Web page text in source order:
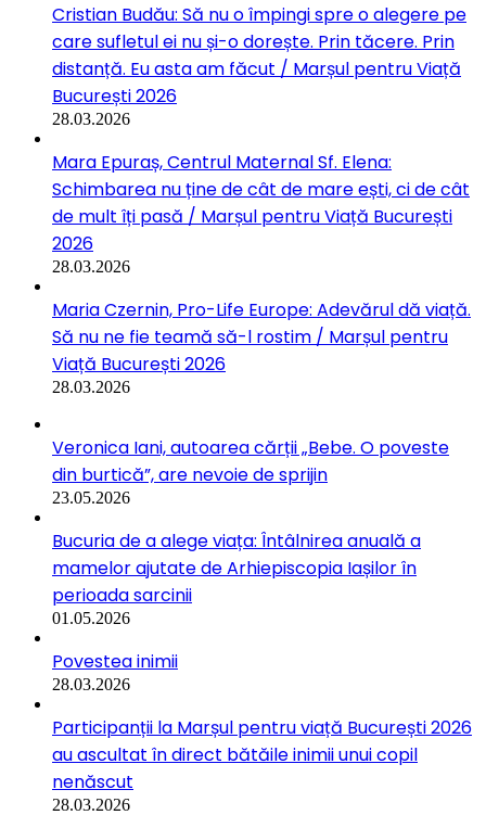
Cristian Budău: Să nu o împingi spre o alegere pe
care sufletul ei nu și-o dorește. Prin tăcere. Prin
distanță. Eu asta am făcut / Marșul pentru Viață
București 2026
28.03.2026
Mara Epuraș, Centrul Maternal Sf. Elena:
Schimbarea nu ține de cât de mare ești, ci de cât
de mult îți pasă / Marșul pentru Viață București
2026
28.03.2026
Maria Czernin, Pro-Life Europe: Adevărul dă viață.
Să nu ne fie teamă să-l rostim / Marșul pentru
Viață București 2026
28.03.2026
Veronica Iani, autoarea cărții „Bebe. O poveste
din burtică”, are nevoie de sprijin
23.05.2026
Bucuria de a alege viața: Întâlnirea anuală a
mamelor ajutate de Arhiepiscopia Iașilor în
perioada sarcinii
01.05.2026
Povestea inimii
28.03.2026
Participanții la Marșul pentru viață București 2026
au ascultat în direct bătăile inimii unui copil
nenăscut
28.03.2026